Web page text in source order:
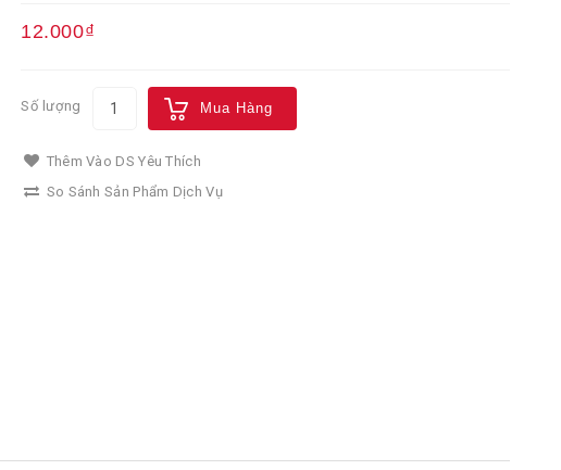
12.000₫
Số lượng Mua Hàng
Thêm Vào DS Yêu Thích
So Sánh Sản Phẩm Dịch Vụ